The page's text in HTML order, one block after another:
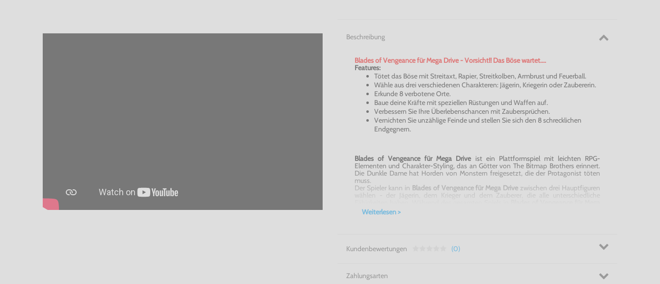
Beschreibung
Blades ofVengeancefür Mega Drive - Vorsicht!! Das Böse wartet....
Features:
Tötet das Böse mit Streitaxt, Rapier, Streitkolben, Armbrust und Feuerball.
Wähle aus drei verschiedenen Charakteren: Jägerin, Kriegerin oder Zaubererin.
Erkunde 8 verbotene Orte.
Baue deine Kräfte mit speziellen Rüstungen und Waffen auf.
Verbessern Sie Ihre Überlebenschancen mit Zaubersprüchen.
Vernichten Sie unzählige Feinde und stellen Sie sich den 8 schrecklichen
Endgegnern.
Blades ofVengeancefür Mega Driveist ein Plattformspiel mit leichten RPG-
Elementen und Charakter-Styling, das an Götter von The Bitmap Brothers erinnert.
Die Dunkle Dame hat Horden von Monstern freigesetzt, die der Protagonist töten
muss.
Der Spieler kann in Blades of Vengeancefür Mega Drive zwischen drei Hauptfiguren
wählen - der Jägerin, dem Krieger und dem Zauberer, die alle unterschiedliche
Drivehat der Spieler die Möglichkeit, seine Kräfte durch das Sammeln von Rüstungen
und Waffen (z.B. Streitkolben und Armbrust) oder durch den Einsatz von
Weiterlesen >
Kundenbewertungen (0)
Zahlungsarten